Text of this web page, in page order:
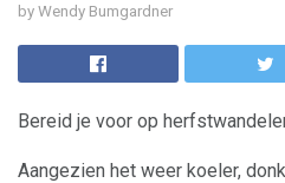
by Wendy Bumgardner
Bereid je voor op
Aangezien het weer koeler,